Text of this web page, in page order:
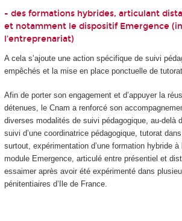
- des formations hybrides, articulant
et notamment le dispositif Emergence
l’entreprenariat)
A cela s’ajoute une action spécifique de suivi
empêchés et la mise en place ponctuelle de tutorat.
Afin de porter son engagement et d’appuyer la
détenues, le Cnam a renforcé son
diverses modalités de suivi pédagogique, au-delà
suivi d’une coordinatrice pédagogique, tutorat
surtout, expérimentation d’une formation hybride à
module Emergence, articulé entre présentiel et
essaimer après avoir été expérimenté dans
pénitentiaires d’Ile de France.